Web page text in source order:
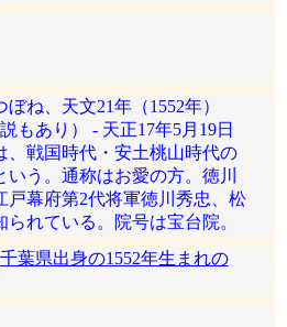
ね、天文21年（1552年）
もあり） - 天正17年5月19日
、戦国時代・安土桃山時代の
う。通称はお愛の方。徳川
戸幕府第2代将軍徳川秀忠、松
れている。院号は宝台院。
千葉県出身の1552年生まれの